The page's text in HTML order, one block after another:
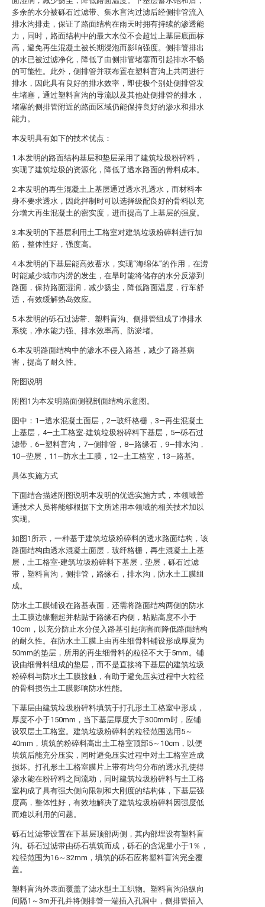
多余的水分被砾石过滤带、集水盲沟过滤后经侧排管流入
排水沟排走，保证了路面结构在雨天时拥有持续的渗透能
力，同时，路面结构中的最大水位不会超过上基层底面标
高，避免再生混凝土被长期浸泡而影响强度。侧排管排出
的水已被过滤净化，降低了由侧排管堵塞而引起排水不畅
的可能性。此外，侧排管并联布置在塑料盲沟上共同进行
排水，因此具有良好的排水效率，即使极个别处侧排管发
生堵塞，通过塑料盲沟的导流以及其他处侧排管的排水，
堵塞的侧排管附近的路面区域仍能保持良好的渗水和排水
能力。
本发明具有如下的技术优点：
1.本发明的路面结构基层和垫层采用了建筑垃圾粉碎料，
实现了建筑垃圾的资源化，降低了透水路面的骨料成本。
2.本发明的再生混凝土上基层通过透水孔透水，而材料本
身不要求透水，因此拌制时可以选择级配良好的骨料以充
分增大再生混凝土的密实度，进而提高了上基层的强度。
3.本发明的下基层利用土工格室对建筑垃圾粉碎料进行加
筋，整体性好，强度高。
4.本发明的下基层能高效蓄水，实现“海绵体”的作用，在涝
时能减少城市内涝的发生，在旱时能将储存的水分反渗到
路面，保持路面湿润，减少扬尘，降低路面温度，行车舒
适，有效缓解热岛效应。
5.本发明的砾石过滤带、塑料盲沟、侧排管组成了净排水
系统，净水能力强、排水效率高、防淤堵。
6.本发明路面结构中的渗水不侵入路基，减少了路基病
害，提高了耐久性。
附图说明
附图1为本发明路面侧视剖面结构示意图。
图中：1—透水混凝土面层，2—玻纤格栅，3—再生混凝土
上基层，4—土工格室-建筑垃圾粉碎料下基层，5—砾石过
滤带，6—塑料盲沟，7—侧排管，8—路缘石，9—排水沟，
10—垫层，11—防水土工膜，12—土工格室，13—路基。
具体实施方式
下面结合描述附图说明本发明的优选实施方式，本领域普
通技术人员将能够根据下文所述用本领域的相关技术加以
实现。
如图1所示，一种基于建筑垃圾粉碎料的透水路面结构，该
路面结构由透水混凝土面层，玻纤格栅，再生混凝土上基
层，土工格室-建筑垃圾粉碎料下基层，垫层，砾石过滤
带，塑料盲沟，侧排管，路缘石，排水沟，防水土工膜组
成。
防水土工膜铺设在路基表面，还需将路面结构两侧的防水
土工膜边缘翻起并粘贴于路缘石内侧，粘贴高度不小于
10cm，以充分防止水分侵入路基引起病害而降低路面结构
的耐久性。在防水土工膜上由再生细骨料铺设形成厚度为
50mm的垫层，所用的再生细骨料的粒径不大于5mm。铺
设由细骨料组成的垫层，而不是直接将下基层的建筑垃圾
粉碎料与防水土工膜接触，有助于避免压实过程中大粒径
的骨料损伤土工膜影响防水性能。
下基层由建筑垃圾粉碎料填筑于打孔形土工格室中形成，
厚度不小于150mm，当下基层厚度大于300mm时，应铺
设双层土工格室。建筑垃圾粉碎料的粒径范围选用5～
40mm，填筑的粉碎料高出土工格室顶部5～10cm，以便
填筑后能充分压实，同时避免压实过程中对土工格室造成
损坏。打孔形土工格室膜片上带有均匀分布的透水孔使得
渗水能在粉碎料之间流动，同时建筑垃圾粉碎料与土工格
室构成了具有强大侧向限制和大刚度的结构体，下基层强
度高，整体性好，有效地解决了建筑垃圾粉碎料因强度低
而难以利用的问题。
砾石过滤带设置在下基层顶部两侧，其内部埋设有塑料盲
沟。砾石过滤带由砾石填筑而成，砾石的含泥量小于1％，
粒径范围为16～32mm，填筑的砾石应将塑料盲沟完全覆
盖。
塑料盲沟外表面覆盖了滤水型土工织物。塑料盲沟沿纵向
间隔1～3m开孔并将侧排管一端插入孔洞中，侧排管插入